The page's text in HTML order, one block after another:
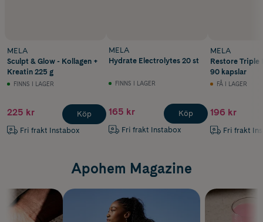
MELA
Sculpt & Glow - Kollagen +
Kreatin 225 g
FINNS I LAGER
225 kr
Fri frakt Instabox
Köp
MELA
Hydrate Electrolytes 20 st
FINNS I LAGER
165 kr
Fri frakt Instabox
Köp
MELA
Restore Triple
90 kapslar
FÅ I LAGER
196 kr
Fri frakt
Apohem Magazine